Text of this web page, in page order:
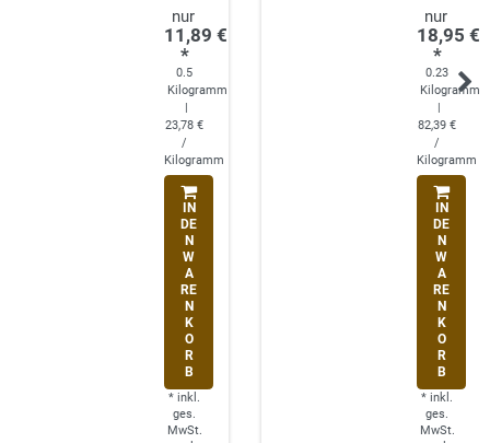
11,89 €
*
0.5
Kilogramm
|
23,78 €
/
Kilogramm
IN
DE
N
W
A
RE
N
K
O
R
B
* inkl.
ges.
MwSt.
18,95 €
*
0.23
Kilogramm
|
82,39 €
/
Kilogramm
IN
DE
N
W
A
RE
N
K
O
R
B
* inkl.
ges.
MwSt.